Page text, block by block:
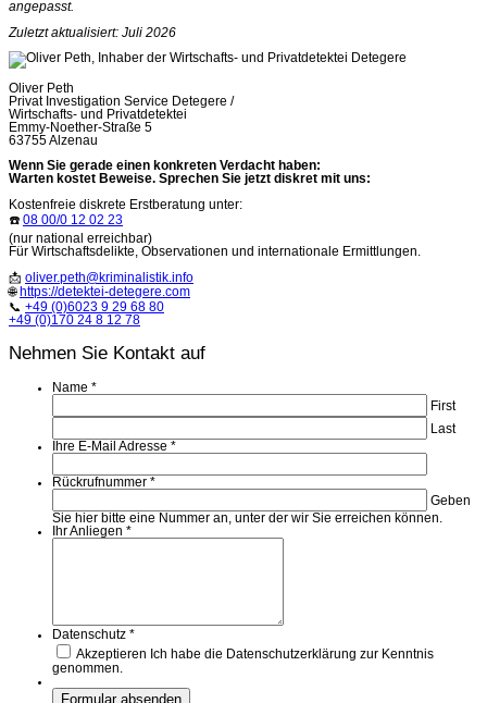
angepasst.
Zuletzt aktualisiert: Juli 2026
Oliver Peth
Privat Investigation Service Detegere /
Wirtschafts- und Privatdetektei
Emmy-Noether-Straße 5
63755 Alzenau
Wenn Sie gerade einen konkreten Verdacht haben:
Warten kostet Beweise. Sprechen Sie jetzt diskret mit uns:
Kostenfreie diskrete Erstberatung unter:
☎️ 08 00/0 12 02 23
(nur national erreichbar)
Für Wirtschaftsdelikte, Observationen und internationale Ermittlungen.
📩 oliver.peth@kriminalistik.info
🌐 https://detektei-detegere.com
📞 +49 (0)6023 9 29 68 80
+49 (0)170 24 8 12 78
Nehmen Sie Kontakt auf
Name *
First
Last
Ihre E-Mail Adresse *
Rückrufnummer *
Geben
Sie hier bitte eine Nummer an, unter der wir Sie erreichen können.
Ihr Anliegen *
Datenschutz *
Akzeptieren Ich habe die Datenschutzerklärung zur Kenntnis
genommen.